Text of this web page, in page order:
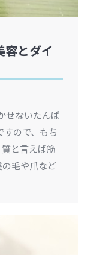
容とダイ
せないたんぱ
すので、もち
と言えば筋
毛や爪など